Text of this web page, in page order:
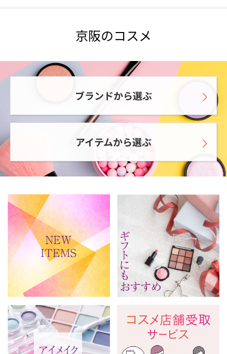
京阪のコスメ
ブランドから選ぶ
アイテムから選ぶ